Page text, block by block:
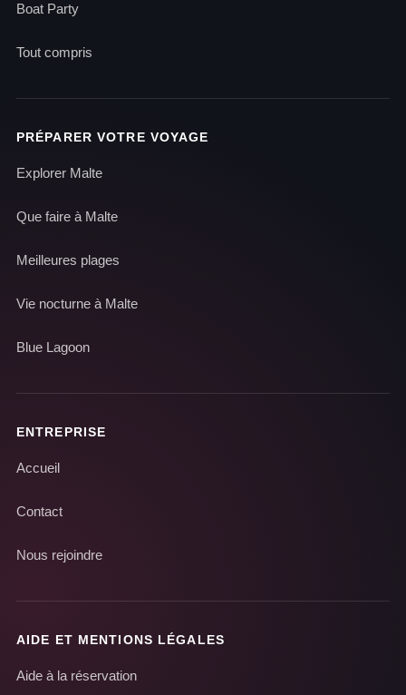
Boat Party
Tout compris
PRÉPARER VOTRE VOYAGE
Explorer Malte
Que faire à Malte
Meilleures plages
Vie nocturne à Malte
Blue Lagoon
ENTREPRISE
Accueil
Contact
Nous rejoindre
AIDE ET MENTIONS LÉGALES
Aide à la réservation